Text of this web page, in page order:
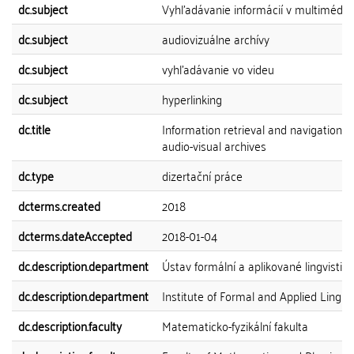
dc.subject
Vyhľadávanie informácií v
dc.subject
audiovizuálne archívy
dc.subject
vyhľadávanie vo videu
dc.subject
hyperlinking
dc.title
Information retrieval and navigation in
audio-visual archives
dc.type
dizertační práce
dcterms.created
2018
dcterms.dateAccepted
2018-01-04
dc.description.department
Ústav formální a aplikované lingvistiky
dc.description.department
Institute of Formal and Applied
dc.description.faculty
Matematicko-fyzikální fakulta